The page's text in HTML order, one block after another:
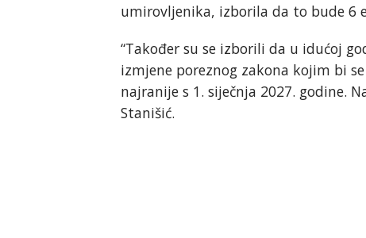
umirovljenika, izborila da to bude 6
“Također su se izborili da u idućoj
izmjene poreznog zakona kojim bi
najranije s 1. siječnja 2027. godine.
Stanišić.